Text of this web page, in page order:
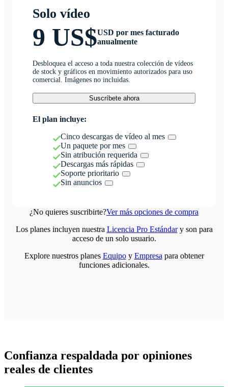
Solo vídeo
9 US$USD por mes facturado
anualmente
Desbloquea el acceso a toda nuestra colección de vídeos
de stock y gráficos en movimiento autorizados para uso
comercial. Imágenes no incluidas.
Suscríbete ahora
El plan incluye:
Cinco descargas de vídeo al mes
Un paquete por mes
Sin atribución requerida
Descargas más rápidas
Soporte prioritario
Sin anuncios
¿No quieres suscribirte?Ver más opciones de compra
Los planes incluyen nuestra Licencia Pro Estándary son para
acceso de un solo usuario.
Explore nuestros planes Equipoy Empresa para obtener
funciones adicionales.
Confianza respaldada por opiniones
reales de clientes